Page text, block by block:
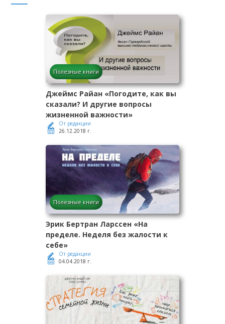
Полезные книги
Джеймс Райан «Погодите, как вы
сказали? И другие вопросы
жизненной важности»
От редакции
26.12.2018 г.
Полезные книги
Эрик Бертран Ларссен «На
пределе. Неделя без жалости к
себе»
От редакции
04.04.2018 г.